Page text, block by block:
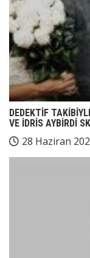
DEDEKTİF
VE İDRİS AYBİRDİ
28 Haziran